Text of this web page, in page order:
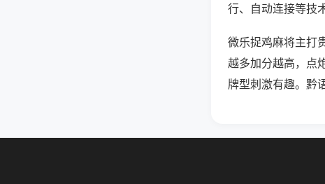
行、自动连接等技
微乐捉鸡麻将主打
越多加分越高，点
牌型刺激有趣。黔